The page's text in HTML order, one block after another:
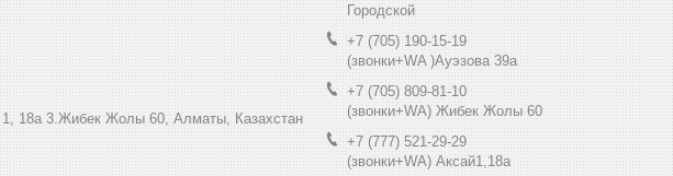
Аксай 1, 18а 3.Жибек Жолы 60, Алматы, Казахстан
Городской
+7 (705) 190-15-19
(звонки+WA )Ауэзова 39а
+7 (705) 809-81-10
(звонки+WA) Жибек Жолы 60
+7 (777) 521-29-29
(звонки+WA) Аксай1,18а